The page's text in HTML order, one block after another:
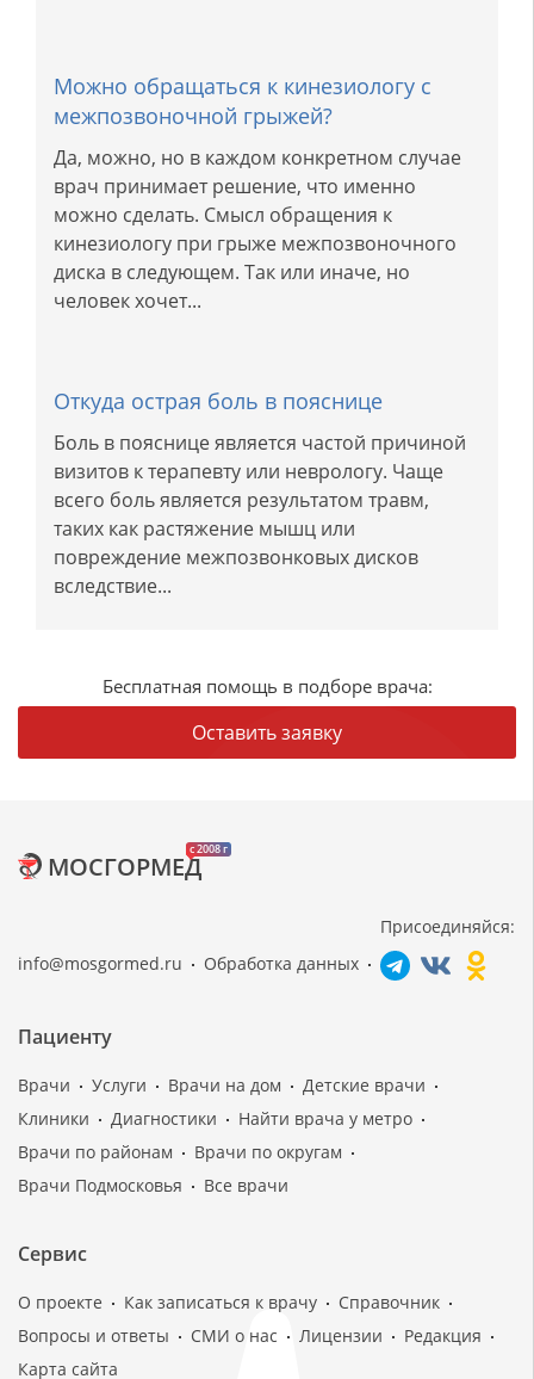
Можно обращаться к кинезиологу с
межпозвоночной грыжей?
Да, можно, но в каждом конкретном случае
врач принимает решение, что именно
можно сделать. Смысл обращения к
кинезиологу при грыже межпозвоночного
диска в следующем. Так или иначе, но
человек хочет...
Откуда острая боль в пояснице
Боль в пояснице является частой причиной
визитов к терапевту или неврологу. Чаще
всего боль является результатом травм,
таких как растяжение мышц или
повреждение межпозвонковых дисков
вследствие...
Бесплатная помощь в подборе врача:
Оставить заявку
c 2008 г
МОСГОРМЕД
info@mosgormed.ru Обработка данных
Присоединяйся:
Пациенту
Врачи Услуги Врачи на дом
Детские врачи
Клиники
Диагностики
Найти врача у метро
Врачи по районам
Врачи по округам
Врачи Подмосковья
Все врачи
Сервис
О проекте Как записаться к врачу
Справочник
Вопросы и ответы
СМИ о нас Лицензии
Редакция
Карта сайта